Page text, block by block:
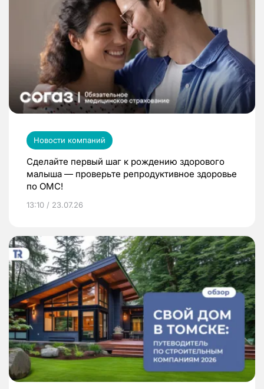
Новости компаний
Сделайте первый шаг к рождению здорового
малыша — проверьте репродуктивное здоровье
по ОМС!
13:10 / 23.07.26